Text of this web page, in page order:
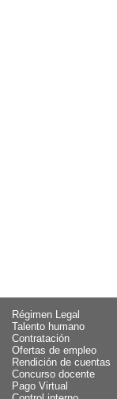
Régimen Legal
Talento humano
Contratación
Ofertas de empleo
Rendición de cuentas
Concurso docente
Pago Virtual